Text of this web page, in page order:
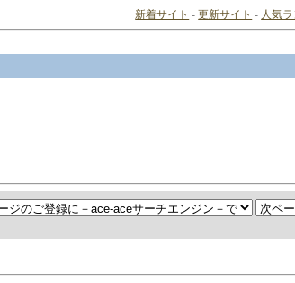
新着サイト -更新サイト - 人気